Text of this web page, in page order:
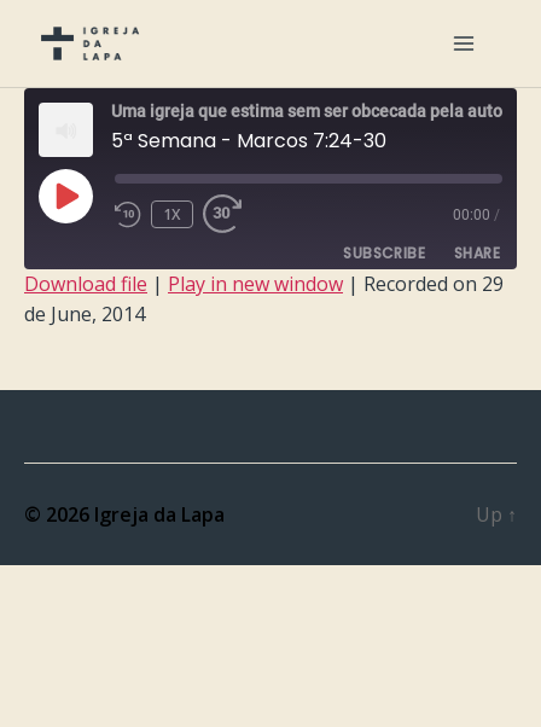
5ª Semana - Marcos 7:24-30
PLAY
EPISODE
1X 00:00 /
SUBSCRIBE SHARE
SHARE
Download file | Play in new window | Recorded on 29
de June, 2014
© 2026 Igreja da Lapa Up ↑